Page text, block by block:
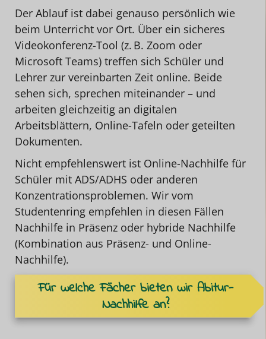
Der Ablauf ist dabei genauso persönlich wie
beim Unterricht vor Ort. Über ein sicheres
Videokonferenz-Tool (z. B. Zoom oder
Microsoft Teams) treffen sich Schüler und
Lehrer zur vereinbarten Zeit online. Beide
sehen sich, sprechen miteinander – und
arbeiten gleichzeitig an digitalen
Arbeitsblättern, Online-Tafeln oder geteilten
Dokumenten.
Nicht empfehlenswert ist Online-Nachhilfe für
Schüler mit ADS/ADHS oder anderen
Konzentrationsproblemen. Wir vom
Studentenring empfehlen in diesen Fällen
Nachhilfe in Präsenz oder hybride Nachhilfe
(Kombination aus Präsenz- und Online-
Nachhilfe).
Für welche Fächer bieten wir Abitur-
Nachhilfe an?